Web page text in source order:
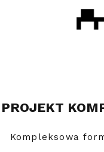
PROJEKT
Kompleksowa